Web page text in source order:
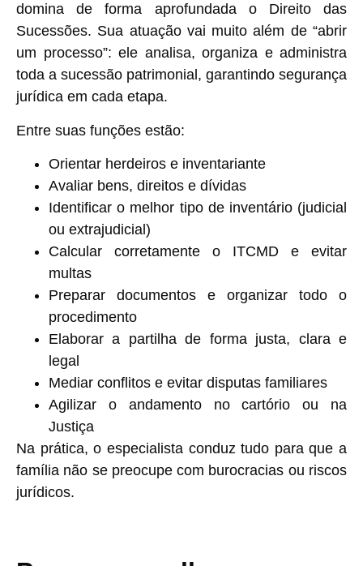
domina de forma aprofundada o Direito das
Sucessões. Sua atuação vai muito além de “abrir
um processo”: ele analisa, organiza e administra
toda a sucessão patrimonial, garantindo segurança
jurídica em cada etapa.
Entre suas funções estão:
Orientar herdeiros e inventariante
Avaliar bens, direitos e dívidas
Identificar o melhor tipo de inventário (judicial
ou extrajudicial)
Calcular corretamente o ITCMD e evitar
multas
Preparar documentos e organizar todo o
procedimento
Elaborar a partilha de forma justa, clara e
legal
Mediar conflitos e evitar disputas familiares
Agilizar o andamento no cartório ou na
Justiça
Na prática, o especialista conduz tudo para que a
família não se preocupe com burocracias ou riscos
jurídicos.